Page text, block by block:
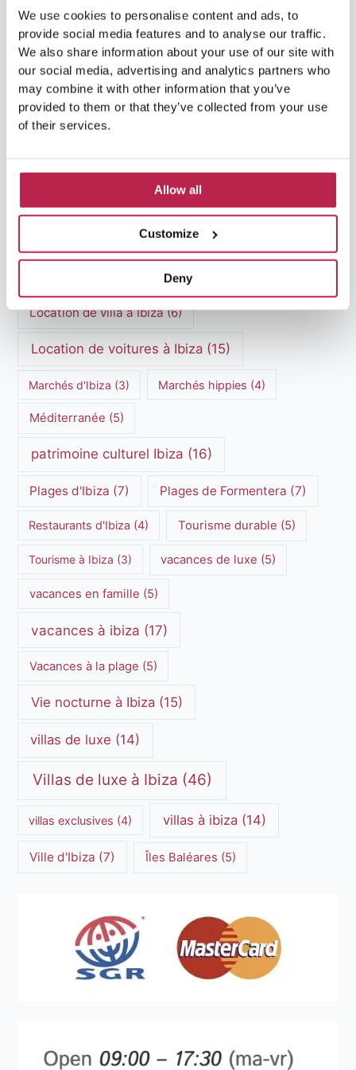
We use cookies to personalise content and ads, to
provide social media features and to analyse our traffic.
We also share information about your use of our site with
our social media, advertising and analytics partners who
may combine it with other information that you’ve
provided to them or that they’ve collected from your use
of their services.
Allow all
Customize
Deny
Histoire d'Ibiza(13) HuisHurenIbiza(3)
Hébergement de luxe(3) Ibiza(10)
Ibiza historique
Location d'une villa de luxe
Location de bateaux à Ibiza(14)
Location de villa de luxe à Ibiza(10)
Location de villas à Ibiza(5)
Location de villa à Ibiza(6)
Location de voitures à Ibiza(15)
Marchés d'Ibiza (3) Marchés hippies (4)
Méditerranée (5)
patrimoine culturel Ibiza (16)
Plages d'Ibiza (7) Plages de Formentera (7)
Restaurants d'Ibiza (4) Tourisme durable (5)
Tourisme à Ibiza (3) vacances de luxe (5)
vacances en famille (5)
vacances à ibiza (17)
Vacances à la plage (5)
Vie nocturne à Ibiza(15)
villas de luxe (14)
Villas de luxe à Ibiza (46)
villas exclusives (4) villas à ibiza(14)
Ville d'Ibiza (7) Îles Baléares (5)